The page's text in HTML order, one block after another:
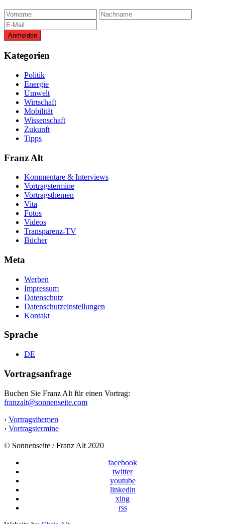
Kategorien
Politik
Energie
Umwelt
Wirtschaft
Mobilität
Wissenschaft
Zukunft
Tipps
Franz Alt
Kommentare & Interviews
Vortragstermine
Vortragsthemen
Vita
Fotos
Videos
Transparenz-TV
Bücher
Meta
Werben
Impressum
Datenschutz
Datenschutzeinstellungen
Kontakt
Sprache
DE
Vortragsanfrage
Buchen Sie Franz Alt für einen Vortrag:
franzalt@sonnenseite.com
› Vortragsthemen
› Vortragstermine
© Sonnenseite / Franz Alt 2020
facebook
twitter
youtube
linkedin
xing
rss